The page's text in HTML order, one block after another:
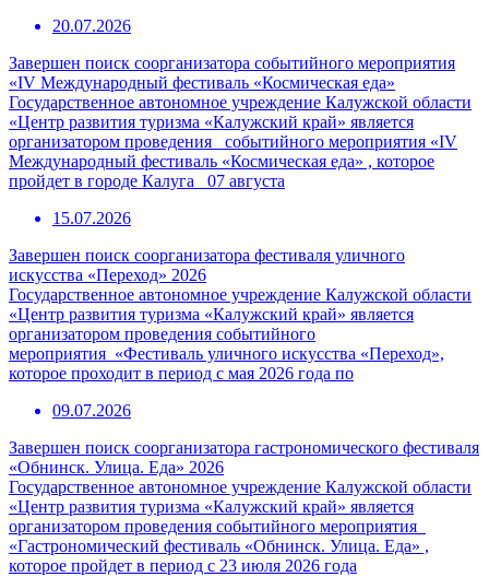
20.07.2026
Завершен поиск соорганизатора событийного мероприятия
«IV Международный фестиваль «Космическая еда»
Государственное автономное учреждение Калужской области
«Центр развития туризма «Калужский край» является
организатором проведения событийного мероприятия «IV
Международный фестиваль «Космическая еда» , которое
пройдет в городе Калуга 07 августа
15.07.2026
Завершен поиск соорганизатора фестиваля уличного
искусства «Переход» 2026
Государственное автономное учреждение Калужской области
«Центр развития туризма «Калужский край» является
организатором проведения событийного
мероприятия «Фестиваль уличного искусства «Переход»,
которое проходит в период с мая 2026 года по
09.07.2026
Завершен поиск соорганизатора гастрономического фестиваля
«Обнинск. Улица. Еда» 2026
Государственное автономное учреждение Калужской области
«Центр развития туризма «Калужский край» является
организатором проведения событийного мероприятия
«Гастрономический фестиваль «Обнинск. Улица. Еда» ,
которое пройдет в период с 23 июля 2026 года